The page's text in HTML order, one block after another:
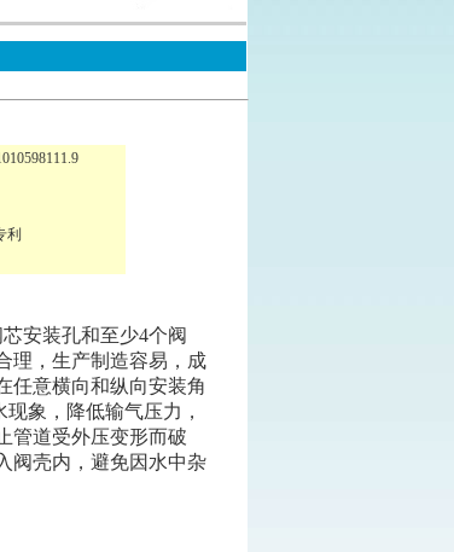
利
安装孔和至少4个阀
理，生产制造容易，成
任意横向和纵向安装角
象，降低输气压力，
管道受外压变形而破
阀壳内，避免因水中杂